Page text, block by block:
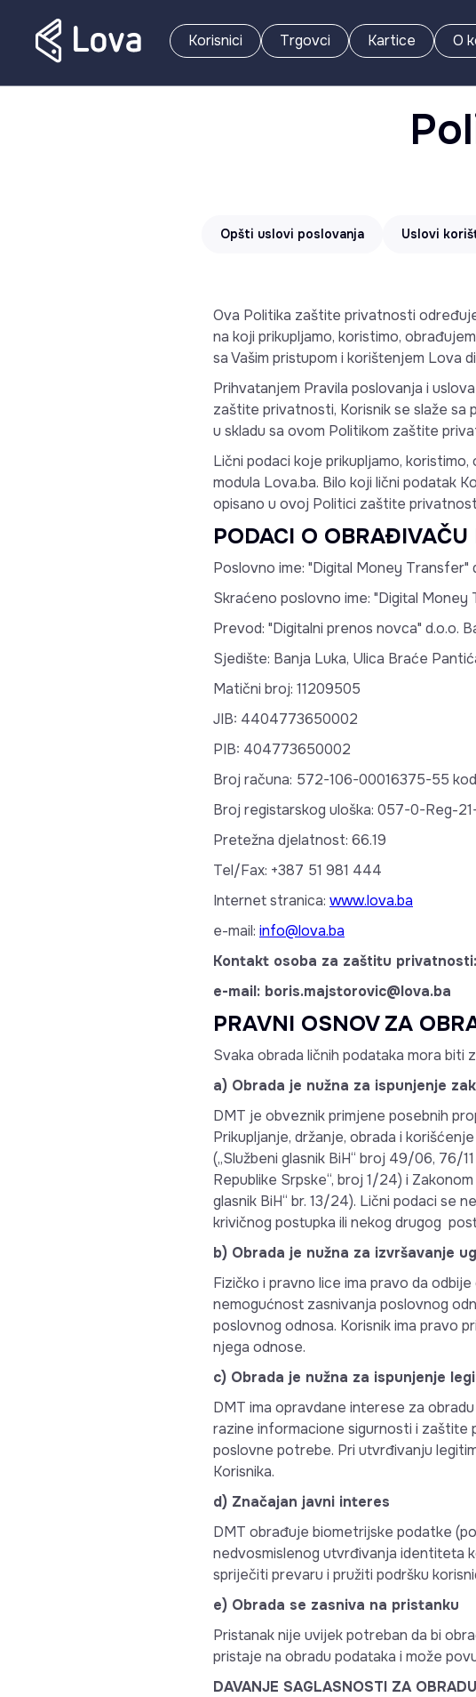
Korisnici Trgovci Kartice O
Opšti uslovi poslovanja Uslovi
Ova Politika zaštite privatnosti
na koji prikupljamo, koristimo,
sa Vašim pristupom i korištenjem Lova
Prihvatanjem Pravila poslovanja i
zaštite privatnosti, Korisnik se slaže sa
u skladu sa ovom Politikom zaštite
Lični podaci koje prikupljamo,
modula Lova.ba. Bilo koji lični podatak
opisano u ovoj Politici zaštite
PODACI O
Poslovno ime: "Digital Money
Skraćeno poslovno ime: "Digital Money
Prevod: "Digitalni prenos novca" d.o.o.
Sjedište: Banja Luka, Ulica Braće
Matični broj: 11209505
JIB: 4404773650002
PIB: 404773650002
Broj računa: 572-106-00016375-55
Broj registarskog uloška: 057-0-Reg-
Pretežna djelatnost: 66.19
Tel/Fax: +387 51 981 444
Internet stranica: www.lova.ba
e-mail: info@lova.ba
Kontakt osoba za zaštitu
e-mail: boris.majstorovic@lova.ba
PRAVNI OSNOV ZA
Svaka obrada ličnih podataka mora biti
a) Obrada je nužna za ispunjenje
DMT je obveznik primjene posebnih
Prikupljanje, držanje, obrada i
(„Službeni glasnik BiH“ broj 49/06, 76/
Republike Srpske“, broj 1/24) i
glasnik BiH“ br. 13/24). Lični podaci se
krivičnog postupka ili nekog drugog
b) Obrada je nužna za izvršavanje
Fizičko i pravno lice ima pravo da
nemogućnost zasnivanja poslovnog
poslovnog odnosa. Korisnik ima pravo
njega odnose.
c) Obrada je nužna za ispunjenje
DMT ima opravdane interese za
razine informacione sigurnosti i zaštite
poslovne potrebe. Pri utvrđivanju
Korisnika.
d) Značajan javni interes
DMT obrađuje biometrijske podatke
nedvosmislenog utvrđivanja identiteta
spriječiti prevaru i pružiti podršku
e) Obrada se zasniva na pristanku
Pristanak nije uvijek potreban da bi
pristaje na obradu podataka i može
DAVANJE SAGLASNOSTI ZA